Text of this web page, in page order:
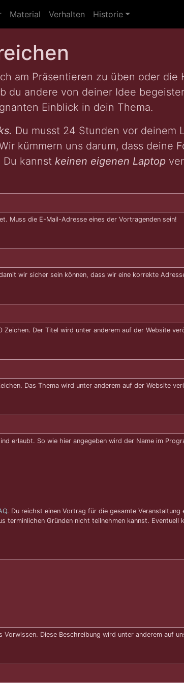
Material Verhalten Historie
am Präsentieren zu üben oder
du andere von deiner Idee
Einblick in dein Thema.
Du musst 24 Stunden vor deinem
kümmern uns darum, dass deine
Du kannst keinen eigenen Laptop
Muss die E-Mail-Adresse eines der Vortragenden sein!
wir sicher sein können, dass wir eine korrekte
Zeichen. Der Titel wird unter anderem auf der Website
Das Thema wird unter anderem auf der Website
erlaubt. So wie hier angegeben wird der Name im
. Du reichst einen Vortrag für die gesamte
terminlichen Gründen nicht teilnehmen kannst.
Vorwissen. Diese Beschreibung wird unter anderem auf